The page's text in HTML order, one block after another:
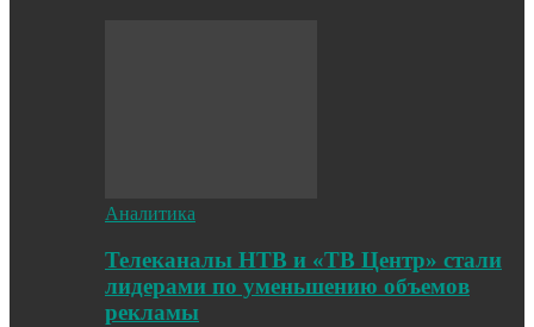
Аналитика
Телеканалы НТВ и «ТВ Центр» стали
лидерами по уменьшению объемов
рекламы